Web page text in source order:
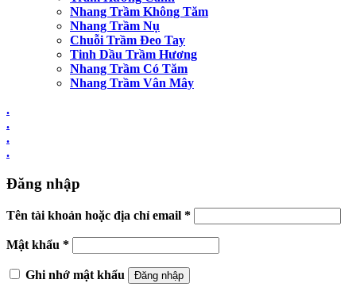
Nhang Trầm Không Tăm
Nhang Trầm Nụ
Chuỗi Trầm Đeo Tay
Tinh Dầu Trầm Hương
Nhang Trầm Có Tăm
Nhang Trầm Vân Mây
.
.
.
.
Đăng nhập
Tên tài khoản hoặc địa chỉ email *
Mật khẩu *
Ghi nhớ mật khẩu Đăng nhập